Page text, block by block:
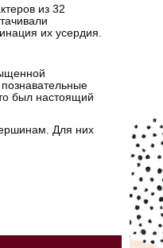
из 32
их усердия.
был настоящий
Для них